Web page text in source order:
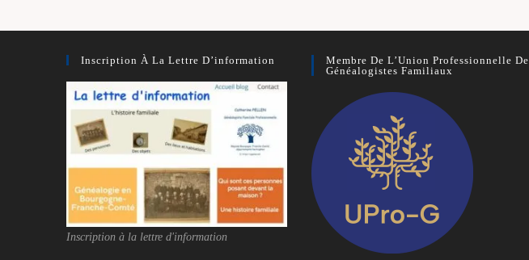
Inscription À La Lettre D’information
Inscription à la lettre d'information
Membre De L’Union Professionnelle De
Généalogistes Familiaux